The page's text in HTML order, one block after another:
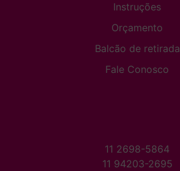
Instruções
Orçamento
Balcão de retirada
Fale Conosco
11 2698-5864
11 94203-2695